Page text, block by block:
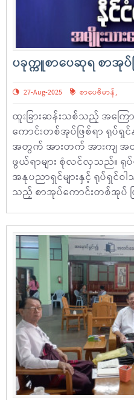
ပခုက္ကူစာပေဆုရ စာအုပ်ဖ
27-Aug-2025 စာပေဗိမာန်,
ထူးခြားဆန်းသစ်သည့် အကြောင်
ကောင်းတစ်အုပ်ဖြစ်ရာ ရုပ်ရှ
အတွက် အားတက် အားကျ အတု
ဖွယ်ရာများ စုံလင်လှသည်။ ရုပ်
အနုပညာရှင်များနှင့် ရုပ်ရှင်ဝ
သည့် စာအုပ်ကောင်းတစ်အုပ်